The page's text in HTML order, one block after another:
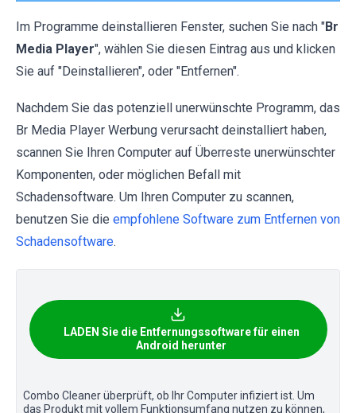
Im Programme deinstallieren Fenster, suchen Sie nach "Br
Media Player", wählen Sie diesen Eintrag aus und klicken
Sie auf "Deinstallieren", oder "Entfernen".
Nachdem Sie das potenziell unerwünschte Programm, das
Br Media Player Werbung verursacht deinstalliert haben,
scannen Sie Ihren Computer auf Überreste unerwünschter
Komponenten, oder möglichen Befall mit
Schadensoftware. Um Ihren Computer zu scannen,
benutzen Sie die empfohlene Software zum Entfernen von
Schadensoftware.
LADEN Sie die Entfernungssoftware für einen
Android herunter
Combo Cleaner überprüft, ob Ihr Computer infiziert ist. Um
das Produkt mit vollem Funktionsumfang nutzen zu können,